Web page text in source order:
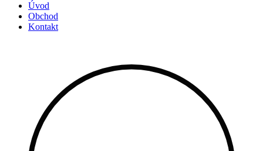
Úvod
Obchod
Kontakt